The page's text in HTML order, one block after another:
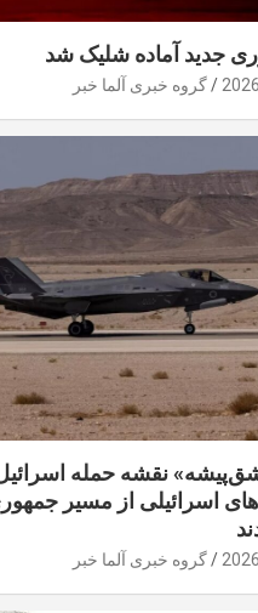
جدید آماده شلیک شد
گروه خبری آلما خبر
نقشه حمله اسرائیل
اسرائیلی از مسیر
گروه خبری آلما خبر